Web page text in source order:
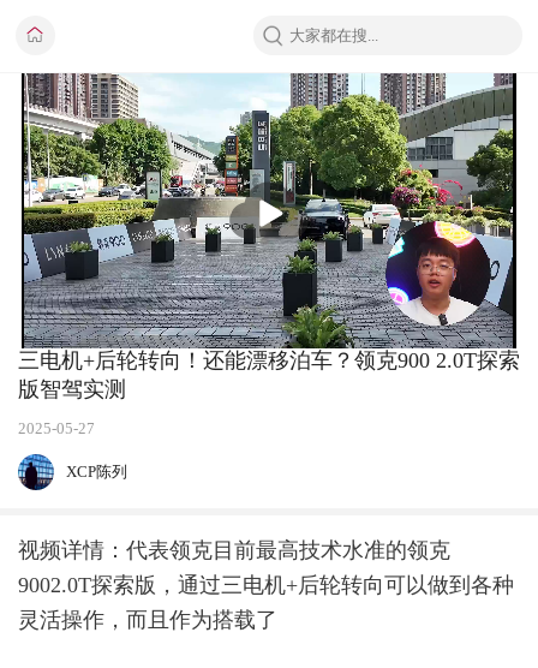
播
放
三电机+后轮转向！还能漂移泊车？领克900 2.0T探索
版智驾实测
2025-05-27
XCP陈列
视频详情：代表领克目前最高技术水准的领克
9002.0T探索版，通过三电机+后轮转向可以做到各种
灵活操作，而且作为搭载了